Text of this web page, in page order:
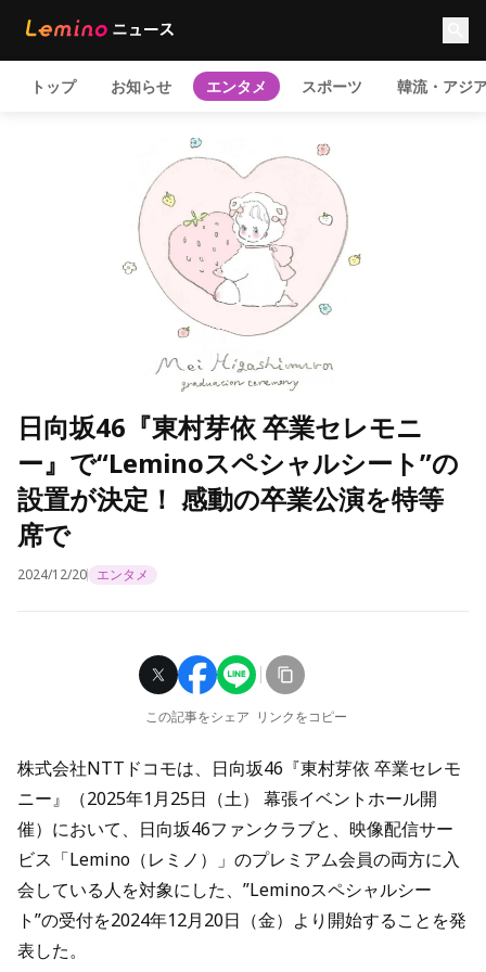
トップ お知らせ エンタメ スポーツ 韓流・アジ
日向坂46『東村芽依 卒業セレモニ
ー』で“Leminoスペシャルシート”の
設置が決定！ 感動の卒業公演を特等
席で
2024/12/20 エンタメ
この記事をシェア リンクをコピー
株式会社NTTドコモは、日向坂46『東村芽依 卒業セレモ
ニー』（2025年1月25日（土） 幕張イベントホール開
催）において、日向坂46ファンクラブと、映像配信サー
ビス「Lemino（レミノ）」のプレミアム会員の両方に入
会している人を対象にした、”Leminoスペシャルシー
ト”の受付を2024年12月20日（金）より開始することを発
表した。